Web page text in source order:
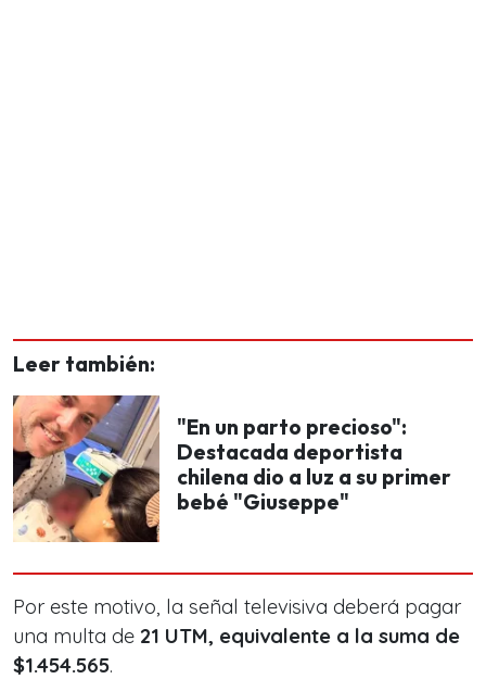
Leer también:
"En un parto precioso":
Destacada deportista
chilena dio a luz a su primer
bebé "Giuseppe"
Por este motivo, la señal televisiva deberá pagar
una multa de 21 UTM, equivalente a la suma de
$1.454.565.